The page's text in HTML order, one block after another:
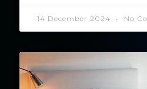
14 December 2024 No